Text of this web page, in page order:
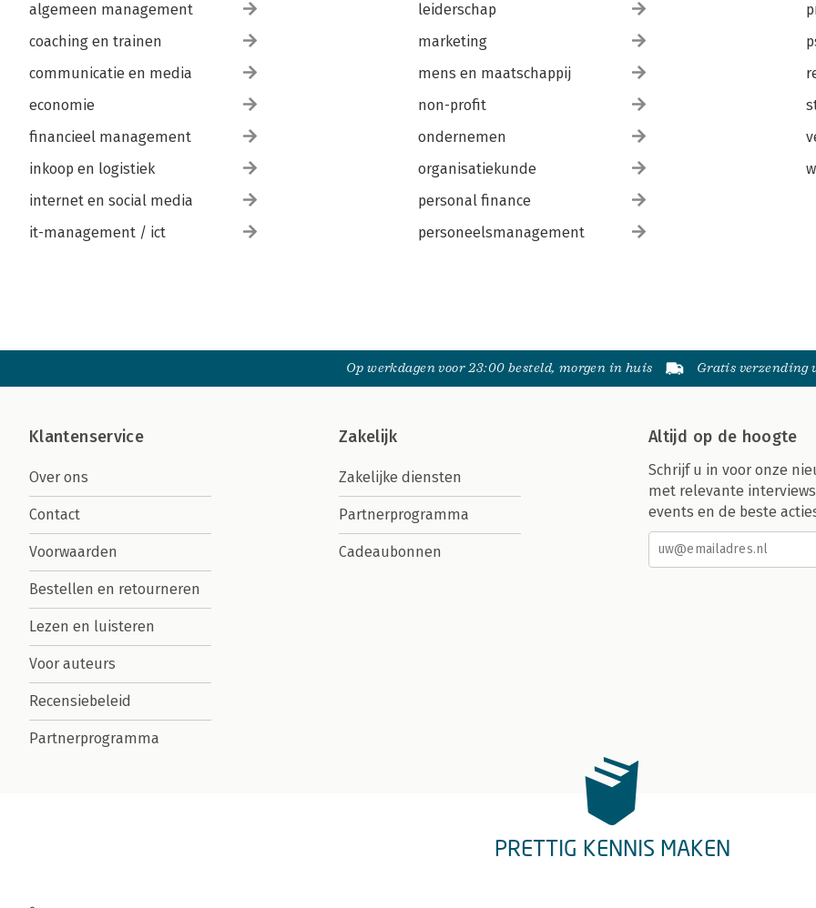
algemeen management
coaching en trainen
communicatie en media
economie
financieel management
inkoop en logistiek
internet en social media
it-management / ict
leiderschap
marketing
mens en maatschappij
non-profit
ondernemen
organisatiekunde
personal finance
personeelsmanagement
Op werkdagen voor 23:00 besteld, morgen in huis Gratis verzending
Klantenservice
Over ons
Contact
Voorwaarden
Bestellen en retourneren
Lezen en luisteren
Voor auteurs
Recensiebeleid
Partnerprogramma
Zakelijk
Zakelijke diensten
Partnerprogramma
Cadeaubonnen
Altijd op de hoogte
Schrijf u in voor onze
met relevante
events en de beste
PRETTIG KENNIS MAKEN